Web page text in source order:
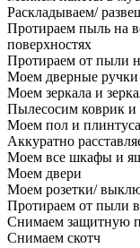
Раскладываем/
Протираем пыль на
поверхностях
Протираем от пыли
Моем дверные ручки
Моем зеркала и
Пылесосим коврик и
Моем пол и плинтуса
Аккуратно
Моем все шкафы и
Моем двери
Моем розетки/
Протираем от пыли
Снимаем защитную
Снимаем скотч